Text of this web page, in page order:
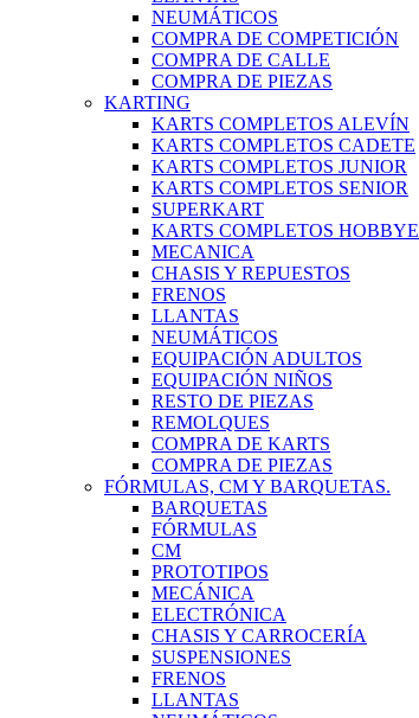
NEUMÁTICOS
COMPRA DE COMPETICIÓN
COMPRA DE CALLE
COMPRA DE PIEZAS
KARTING
KARTS COMPLETOS ALEVÍN
KARTS COMPLETOS CADETE
KARTS COMPLETOS JUNIOR
KARTS COMPLETOS SENIOR
SUPERKART
KARTS COMPLETOS HOBBYE
MECANICA
CHASIS Y REPUESTOS
FRENOS
LLANTAS
NEUMÁTICOS
EQUIPACIÓN ADULTOS
EQUIPACIÓN NIÑOS
RESTO DE PIEZAS
REMOLQUES
COMPRA DE KARTS
COMPRA DE PIEZAS
FÓRMULAS, CM Y BARQUETAS.
BARQUETAS
FÓRMULAS
CM
PROTOTIPOS
MECÁNICA
ELECTRÓNICA
CHASIS Y CARROCERÍA
SUSPENSIONES
FRENOS
LLANTAS